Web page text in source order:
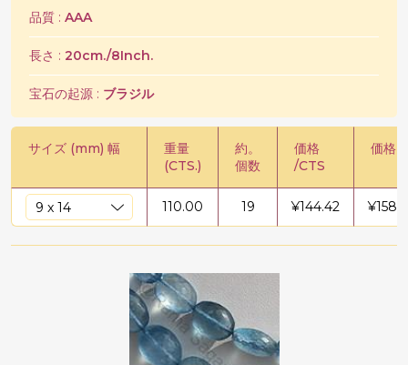
品質 : AAA
長さ : 20cm./8Inch.
宝石の起源 : ブラジル
サイズ (mm) 幅
重量
(CTS.)
約。
個数
価格
/CTS
価格 /
110.00 19 ¥144.42 ¥